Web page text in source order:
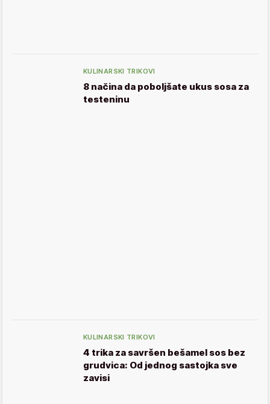
KULINARSKI TRIKOVI
8 načina da poboljšate ukus sosa za
testeninu
KULINARSKI TRIKOVI
4 trika za savršen bešamel sos bez
grudvica: Od jednog sastojka sve
zavisi